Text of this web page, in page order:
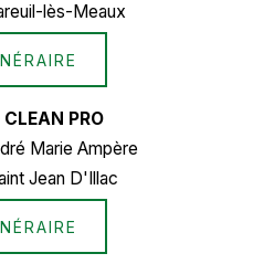
lès-Meaux
CLEAN PRO
Marie Ampère
Jean D'Illac